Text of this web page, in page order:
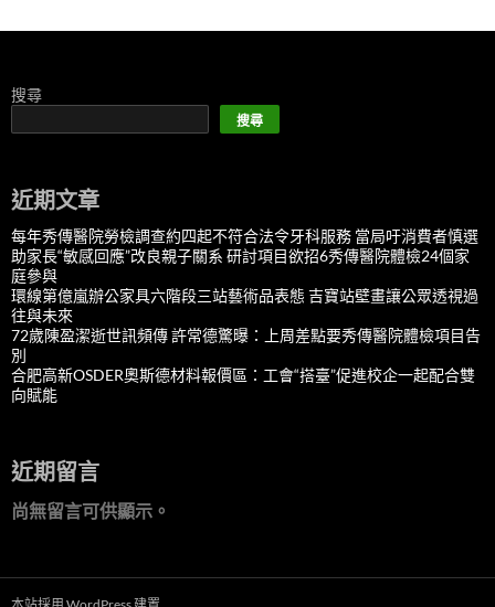
搜尋
搜尋
近期文章
每年秀傳醫院勞檢調查約四起不符合法令牙科服務 當局吁消費者慎選
助家長“敏感回應”改良親子關系 研討項目欲招6秀傳醫院體檢24個家
庭參與
環線第億嵐辦公家具六階段三站藝術品表態 吉寶站壁畫讓公眾透視過
往與未來
72歲陳盈潔逝世訊頻傳 許常德驚曝：上周差點要秀傳醫院體檢項目告
別
合肥高新OSDER奧斯德材料報價區：工會“搭臺”促進校企一起配合雙
向賦能
近期留言
尚無留言可供顯示。